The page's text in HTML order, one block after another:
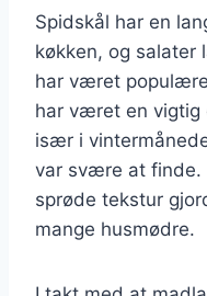
Spidskål har en
køkken, og salater
har været
har været en vigtig
især i
var svære at finde.
sprøde tekstur
mange husmødre.